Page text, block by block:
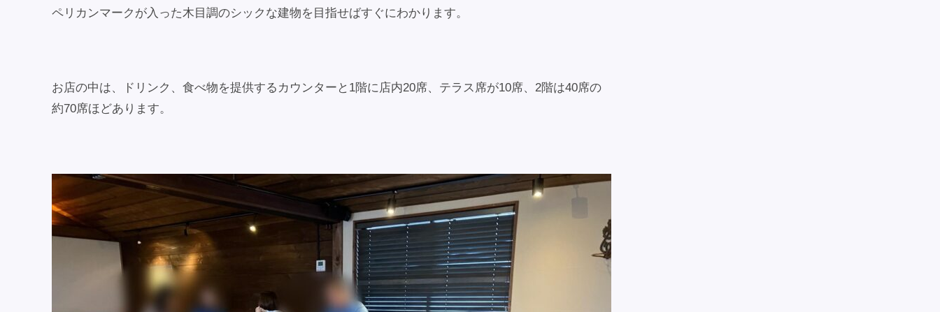
ペリカンマークが入った木目調のシックな建物を目指せばすぐにわかります。
お店の中は、ドリンク、食べ物を提供するカウンターと1階に店内20席、テラス席が10席、2階は40席の
約70席ほどあります。